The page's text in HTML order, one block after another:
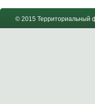
© 2015 Территориальный